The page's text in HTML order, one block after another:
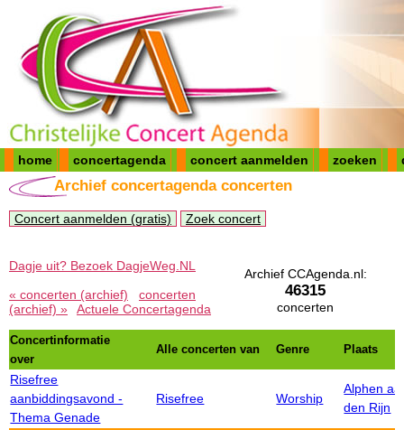
home concertagenda concert aanmelden zoeken
Archief concertagenda concerten
Concert aanmelden (gratis) Zoek concert
Archief CCAgenda.nl:
46315
concerten
Dagje uit? Bezoek DagjeWeg.NL
« concerten (archief)
concerten
(archief) »
Actuele Concertagenda
Concertinformatie
over
Alle concerten van Genre Plaats
Risefree
aanbiddingsavond -
Thema Genade
Risefree Worship
Alphen
den Rijn